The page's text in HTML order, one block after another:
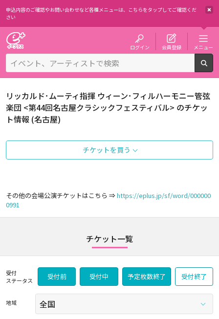
申込内容のご確認やお問い合わせなど各種メニューは、 こちらをタップしてご確認くだ
さい
ログイン 会員登録 メニュー
リッカルド･ムーティ指揮 ウィーン･フィルハーモニー管弦
楽団 <第44回名古屋クラシックフェスティバル> のチケッ
ト情報 (名古屋)
チケットを買う
その他の会場公演チケットはこちら ⇒https://eplus.jp/sf/word/000000
0991
チケット一覧
受付
ステータス
受付前 受付中 予定枚数終了 受付終了
地域